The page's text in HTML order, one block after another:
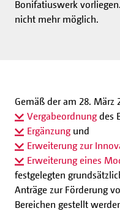
Bonifatiuswerk
nicht mehr möglich.
Gemäß der am 28. März
Vergabeordnungdes
Ergänzungund
Erweiterung zur
Erweiterung eines
festgelegten
Anträge zur Förderung
Bereichen gestellt